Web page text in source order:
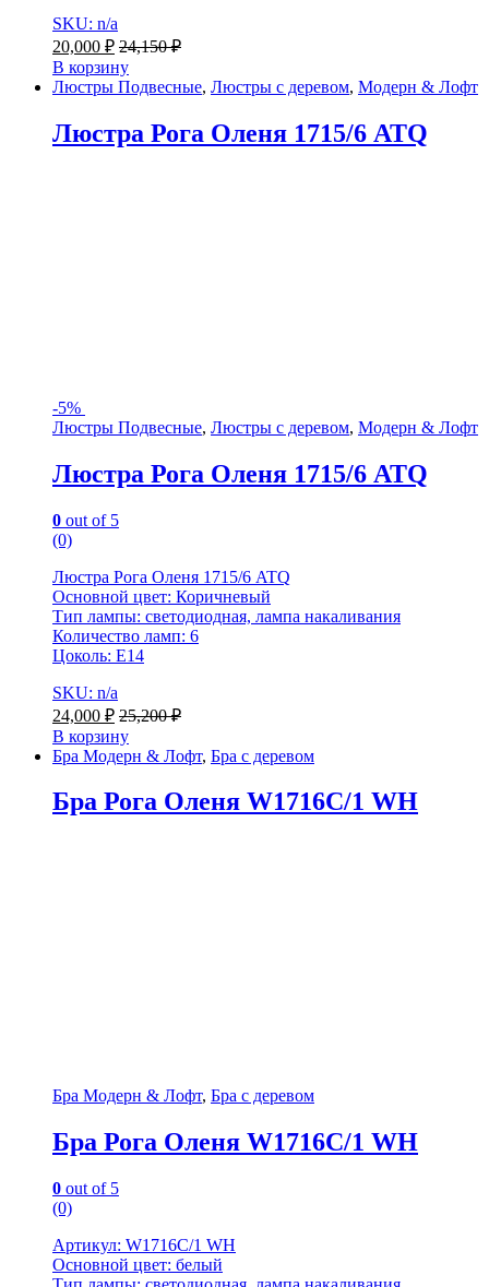
SKU: n/a
20,000 ₽ 24,150₽
В корзину
Люстры Подвесные, Люстры с деревом, Модерн & Лофт
Люстра Рога Оленя 1715/6 ATQ
-5%
Люстры Подвесные, Люстры с деревом, Модерн & Лофт
Люстра Рога Оленя 1715/6 ATQ
0 out of 5
(0)
Люстра Рога Оленя 1715/6 ATQ
Основной цвет: Коричневый
Тип лампы: светодиодная, лампа накаливания
Количество ламп: 6
Цоколь: Е14
SKU: n/a
24,000 ₽ 25,200₽
В корзину
Бра Модерн & Лофт, Бра с деревом
Бра Рога Оленя W1716C/1 WH
Бра Модерн & Лофт, Бра с деревом
Бра Рога Оленя W1716C/1 WH
0 out of 5
(0)
Артикул: W1716C/1 WH
Основной цвет: белый